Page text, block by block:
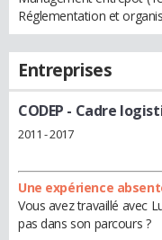
Réglementation et
Entreprises
CODEP - Cadre
2011 - 2017
Une expérience
Vous avez travaillé avec
pas dans son parcours ?